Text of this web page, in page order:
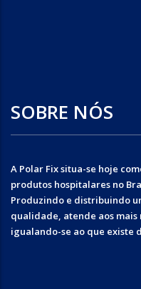
SOBRE NÓS
A Polar Fix situa-se hoje
produtos hospitalares no
Produzindo e distribuindo
qualidade, atende aos
igualando-se ao que existe